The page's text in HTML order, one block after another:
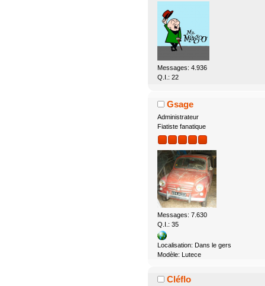
Messages: 4.936
Q.I.: 22
Gsage
Administrateur
Fiatiste fanatique
Messages: 7.630
Q.I.: 35
Localisation: Dans le gers
Modèle: Lutece
Cléflo